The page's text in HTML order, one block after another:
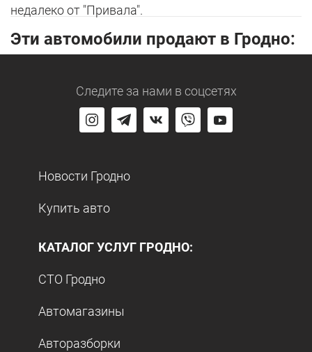
недалеко от "Привала".
Эти автомобили продают в Гродно:
Следите за нами в соцсетях
Новости Гродно
Купить авто
КАТАЛОГ УСЛУГ ГРОДНО:
СТО Гродно
Автомагазины
Авторазборки